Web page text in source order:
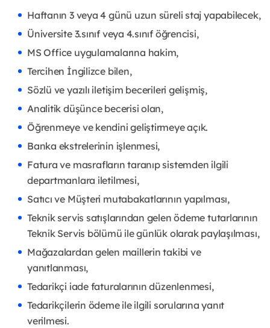
Haftanın 3 veya 4 günü uzun süreli staj yapabilecek,
Üniversite 3.sınıf veya 4.sınıf öğrencisi,
MS Office uygulamalarına hakim,
Tercihen İngilizce bilen,
Sözlü ve yazılı iletişim becerileri gelişmiş,
Analitik düşünce becerisi olan,
Öğrenmeye ve kendini geliştirmeye açık.
Banka ekstrelerinin işlenmesi,
Fatura ve masrafların taranıp sistemden ilgili
departmanlara iletilmesi,
Satıcı ve Müşteri mutabakatlarının yapılması,
Teknik servis satışlarından gelen ödeme tutarlarının
Teknik Servis bölümü ile günlük olarak paylaşılması,
Mağazalardan gelen maillerin takibi ve
yanıtlanması,
Tedarikçi iade faturalarının düzenlenmesi,
Tedarikçilerin ödeme ile ilgili sorularına yanıt
verilmesi.